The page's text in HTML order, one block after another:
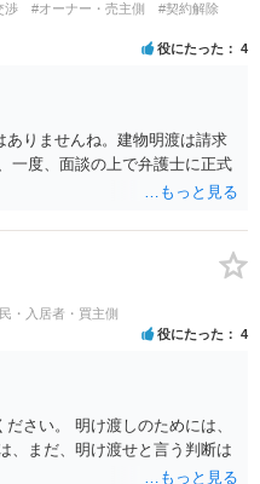
渉 #オーナー・売主側
#契約解除
役にたった 4
りませんね。建物明渡は請求
一度、面談の上で弁護士に正式
・入居者・買主側
役にたった 4
さい。 明け渡しのためには、
、まだ、明け渡せと言う判断は